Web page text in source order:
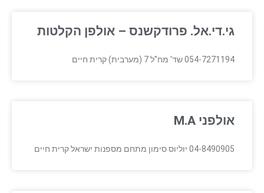
גי.די.אל. פרודקשנס – אולפן הקלטות
054-7271194 שד' מח"ל 7 (מערבית) קרית חיים
אולפני M.A
04-8490905 יוליוס סימון מתחם מספנות ישראל קרית חיים